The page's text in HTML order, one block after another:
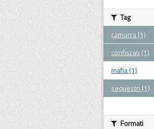
Tag
camorra (1)
confiscati (1)
mafia (1)
sequestri (1)
Formati